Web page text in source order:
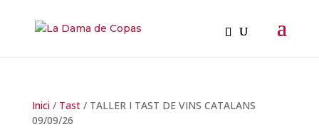
Inici/ Tast/ TALLER I TAST DE VINS CATALANS
09/09/26